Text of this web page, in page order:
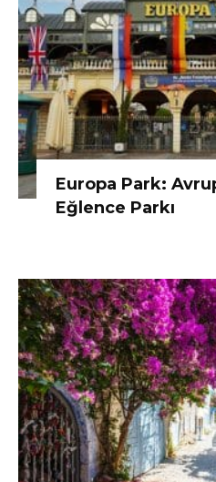
Europa Park:
Eğlence Parkı